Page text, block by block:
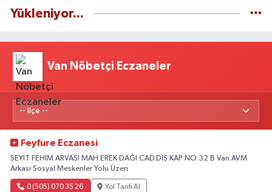
Yükleniyor...
Van Nöbetçi Eczaneler
Feyfure Eczanesi
SEYİT FEHİM ARVASİ MAH.EREK DAĞI CAD.DIŞ KAP NO:32 B Van AVM
Arkası Sosyal Meskenler Yolu Üzeri
0 (505) 070 35 26 Yol Tarifi Al